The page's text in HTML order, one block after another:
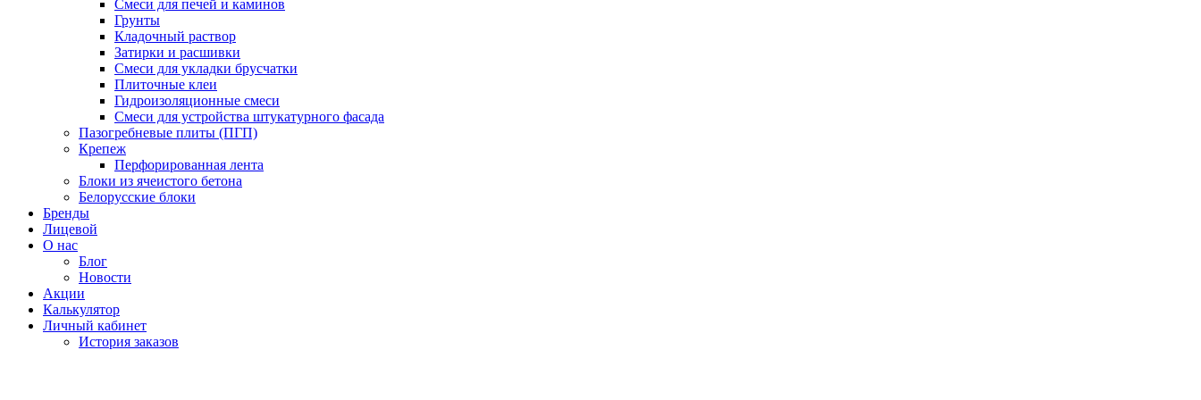
Смеси для печей и каминов
Грунты
Кладочный раствор
Затирки и расшивки
Смеси для укладки брусчатки
Плиточные клеи
Гидроизоляционные смеси
Смеси для устройства штукатурного фасада
Пазогребневые плиты (ПГП)
Крепеж
Перфорированная лента
Блоки из ячеистого бетона
Белорусские блоки
Бренды
Лицевой
О нас
Блог
Новости
Акции
Калькулятор
Личный кабинет
История заказов